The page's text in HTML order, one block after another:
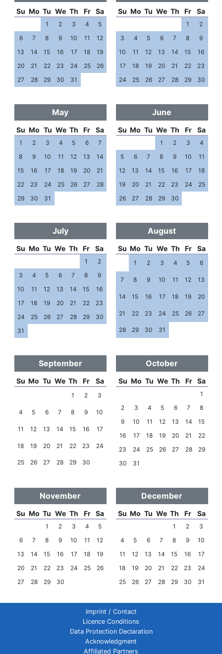
Su Mo Tu We Th Fr Sa
1 2 3 4
5
6
7 8 9 10 11
12
13
14 15 16 17 18
19
20
21 22 23 24 25
26
27
28 29 30 31
Su Mo Tu We Th Fr Sa
1
2
3
4 5 6 7 8
9
10
11 12 13 14 15
16
17
18 19 20 21 22
23
24
25 26 27 28 29 30
May
Su Mo Tu We Th Fr Sa
1 2 3 4 5 6
7
8
9 10 11 12 13
14
15
16 17 18 19 20
21
22
23 24 25 26 27
28
29
30 31
June
Su Mo Tu We Th Fr Sa
1 2 3
4
5
6 7 8 9 10
11
12
13 14 15 16 17
18
19
20 21 22 23 24
25
26
27 28 29 30
July
Su Mo Tu We Th Fr Sa
1
2
3
4 5 6 7 8
9
10
11 12 13 14 15
16
17
18 19 20 21 22
23
24
25 26 27 28 29
30
31
August
Su Mo Tu We Th Fr Sa
1 2 3 4 5 6
7 8 9 10 11 12 13
14 15 16 17 18 19 20
21 22 23 24 25 26 27
28 29 30 31
September
Su Mo Tu We Th Fr Sa
1 2 3
4 5 6 7 8 9 10
11 12 13 14 15 16 17
18 19 20 21 22 23 24
25 26 27 28 29 30
October
Su Mo Tu We Th Fr Sa
1
2
3 4 5 6 7
8
9
10 11 12 13 14
15
16
17 18 19 20 21
22
23
24 25 26 27 28
29
30
31
November
Su Mo Tu We Th Fr Sa
1 2 3 4
5
6
7 8 9 10 11
12
13
14 15 16 17 18
19
20
21 22 23 24 25
26
27
28 29 30
December
Su Mo Tu We Th Fr Sa
1 2
3
4
5 6 7 8 9
10
11
12 13 14 15 16
17
18
19 20 21 22 23
24
25
26 27 28 29 30 31
Imprint / Contact
Licence Conditions
Data Protection Declaration
Acknowledgment
Affiliated Partners